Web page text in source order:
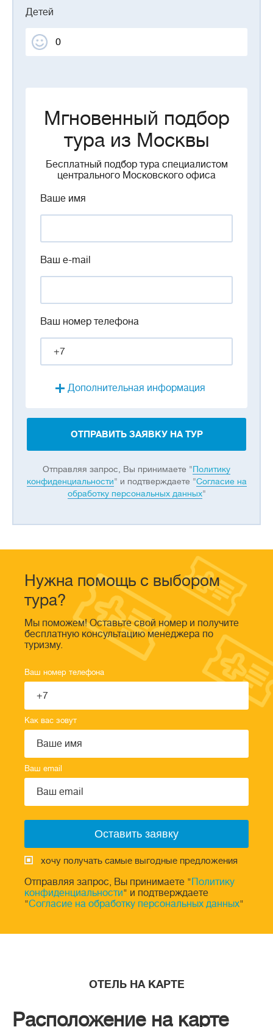
Детей
Мгновенный подбор
тура из Москвы
Бесплатный подбор тура специалистом
центрального Московского офиса
Ваше имя
Ваш e-mail
Ваш номер телефона
Дополнительная информация
ОТПРАВИТЬ ЗАЯВКУ НА ТУР
Отправляя запрос, Вы принимаете "Политику
конфиденциальности" и подтверждаете "Согласие на
обработку персональных данных"
Нужна помощь с выбором
тура?
Мы поможем! Оставьте свой номер и получите
бесплатную консультацию менеджера по
туризму.
Ваш номер телефона
Как вас зовут
Ваш email
хочу получать самые выгодные предложения
Отправляя запрос, Вы принимаете "Политику
конфиденциальности" и подтверждаете
"Согласие на обработку персональных данных"
ОТЕЛЬ НА КАРТЕ
Расположение на карте